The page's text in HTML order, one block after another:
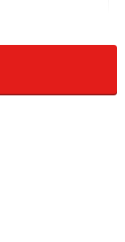
そうですか？